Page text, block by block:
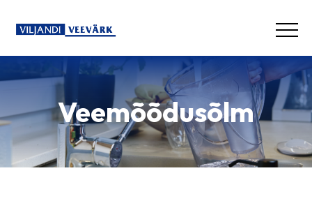
Veemõõdusõlm